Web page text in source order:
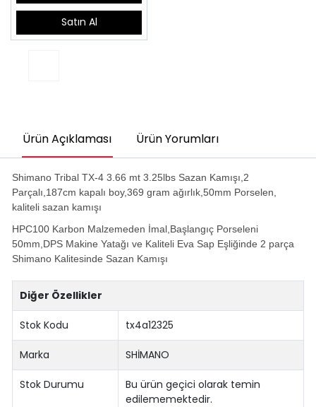
Satın Al
Ürün Açıklaması Ürün Yorumları
Shimano Tribal TX-4 3.66 mt 3.25lbs Sazan Kamışı,2
Parçalı,187cm kapalı boy,369 gram ağırlık,50mm Porselen,
kaliteli sazan kamışı
HPC100 Karbon Malzemeden İmal,Başlangıç Porseleni
50mm,DPS Makine Yatağı ve Kaliteli Eva Sap Eşliğinde 2 parça
Shimano Kalitesinde Sazan Kamışı
Diğer Özellikler
Stok Kodu tx4a12325
Marka SHİMANO
Stok Durumu
Bu ürün geçici olarak temin
edilememektedir.